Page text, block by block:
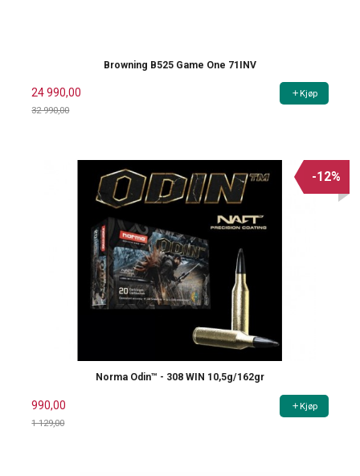
Browning B525 Game One 71INV
24 990,00
32 990,00
Kjøp
Norma Odin™ - 308 WIN 10,5g/162gr
990,00
1 129,00
-12%
Kjøp